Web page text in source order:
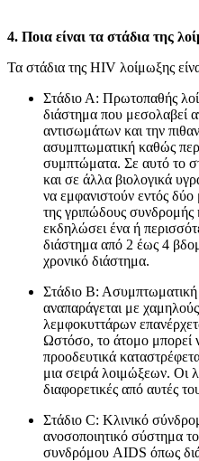
4. Ποια είναι τα στάδια της
Τα στάδια της HIV λοίμωξης
Στάδιο Α: Πρωτοπαθής
διάστημα που μεσολαβεί
αντισωμάτων και την
ασυμπτωματική καθώς
συμπτώματα. Σε αυτό το
και σε άλλα βιολογικά
να εμφανιστούν εντός
της γριπώδους
εκδηλώσει ένα ή
διάστημα από 2 έως 4
χρονικό διάστημα.
Στάδιο Β: Ασυμπτωματική
αναπαράγεται με
λεμφοκυττάρων
Ωστόσο, το άτομο μπορεί
προοδευτικά
μια σειρά λοιμώξεων. Οι
διαφορετικές από αυτές
Στάδιο C: Κλινικό
ανοσοποιητικό σύστημα
συνδρόμου AIDS όπως